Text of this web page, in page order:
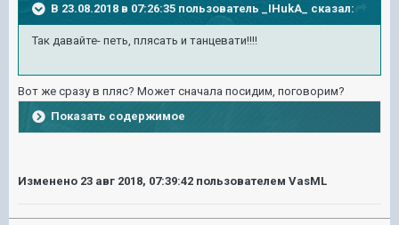
В 23.08.2018 в 07:26:35 пользователь _IHukA_ сказал:
Так давайте- петь, плясать и танцевати!!!!
Вот же сразу в пляс? Может сначала посидим, поговорим?
Показать содержимое
Изменено 23 авг 2018, 07:39:42 пользователем VasML